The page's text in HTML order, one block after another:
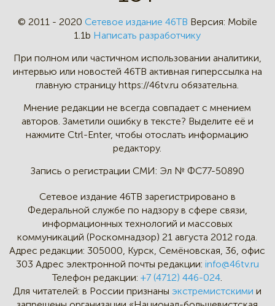
© 2011 - 2020 Сетевое издание 46ТВ Версия: Mobile
1.1b Написать разработчику
При полном или частичном использовании аналитики,
интервью или новостей 46TB активная гиперссылка на
главную страницу https://46tv.ru обязательна.
Мнение редакции не всегда совпадает с мнением
авторов. Заметили ошибку в тексте? Выделите её и
нажмите Ctrl-Enter, чтобы отослать информацию
редактору.
Запись о регистрации СМИ: Эл № ФС77-50890
Сетевое издание 46ТВ зарегистрировано в
Федеральной службе по надзору в сфере связи,
информационных технологий и массовых
коммуникаций (Роскомнадзор) 21 августа 2012 года.
Адрес редакции: 305000, Курск, Семёновская, 36, офис
303 Адрес электронной почты редакции: info@46tv.ru
Телефон редакции: +7 (4712) 446-024.
Для читателей: в России признаныэкстремистскими и